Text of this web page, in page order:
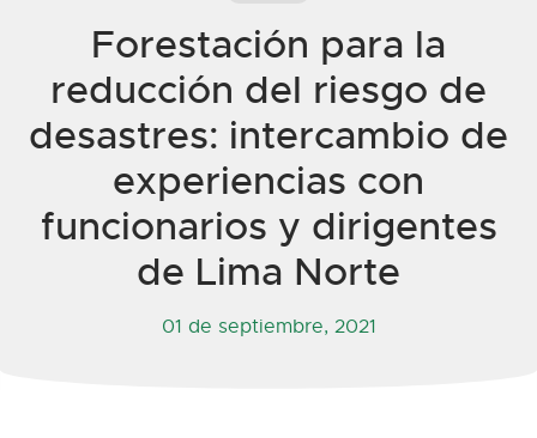
Forestación para la
reducción del riesgo de
desastres: intercambio de
experiencias con
funcionarios y dirigentes
de Lima Norte
01 de septiembre, 2021